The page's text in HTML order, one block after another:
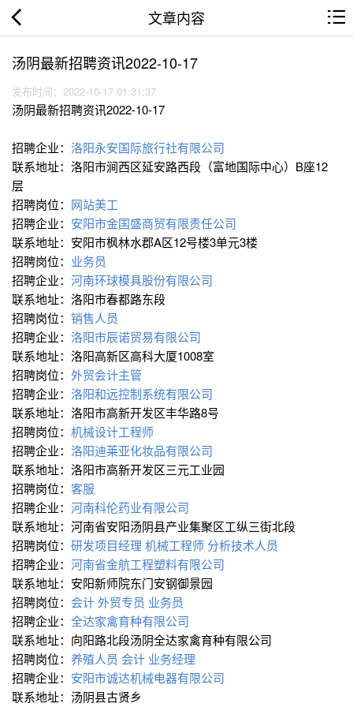
文章内容
汤阴最新招聘资讯2022-10-17
发布时间：2022-10-17 01:31:37
汤阴最新招聘资讯2022-10-17
招聘企业： 洛阳永安国际旅行社有限公司
联系地址：洛阳市涧西区延安路西段（富地国际中心）B座12
层
招聘岗位： 网站美工
招聘企业： 安阳市金国盛商贸有限责任公司
联系地址：安阳市枫林水郡A区12号楼3单元3楼
招聘岗位： 业务员
招聘企业： 河南环球模具股份有限公司
联系地址：洛阳市春都路东段
招聘岗位： 销售人员
招聘企业： 洛阳市辰诺贸易有限公司
联系地址：洛阳高新区高科大厦1008室
招聘岗位： 外贸会计主管
招聘企业： 洛阳和远控制系统有限公司
联系地址：洛阳市高新开发区丰华路8号
招聘岗位： 机械设计工程师
招聘企业： 洛阳迪莱亚化妆品有限公司
联系地址：洛阳市高新开发区三元工业园
招聘岗位： 客服
招聘企业： 河南科伦药业有限公司
联系地址：河南省安阳汤阴县产业集聚区工纵三街北段
招聘岗位： 研发项目经理 机械工程师 分析技术人员
招聘企业： 河南省金航工程塑料有限公司
联系地址：安阳新师院东门安钢御景园
招聘岗位： 会计外贸专员 业务员
招聘企业： 全达家禽育种有限公司
联系地址：向阳路北段汤阴全达家禽育种有限公司
招聘岗位： 养殖人员 会计 业务经理
招聘企业： 安阳市诚达机械电器有限公司
联系地址：汤阴县古贤乡